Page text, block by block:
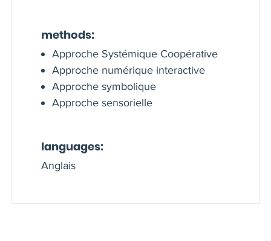
methods:
Approche Systémique Coopérative
Approche numérique interactive
Approche symbolique
Approche sensorielle
languages:
Anglais